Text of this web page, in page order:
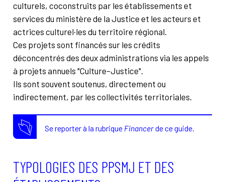
culturels, coconstruits par les établissements et
services du ministère de la Justice et les acteurs et
actrices culturel·les du territoire régional.
Ces projets sont financés sur les crédits
déconcentrés des deux administrations via les appels
à projets annuels "Culture-Justice".
Ils sont souvent soutenus, directement ou
indirectement, par les collectivités territoriales.
Se reporter à la rubrique Financerde ce guide.
TYPOLOGIES DES PPSMJ ET DES